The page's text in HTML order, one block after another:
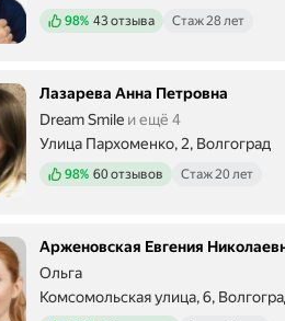
Положительных отзывов
98% 43 отзыва Стаж 28 лет
Лазарева Анна Петровна
Dream Smile и ещё 4
Улица Пархоменко, 2, Волгоград
Положительных отзывов
98% 60 отзывов Стаж 20 лет
Арженовская Евгения
Ольга
Комсомольская улица, 6,